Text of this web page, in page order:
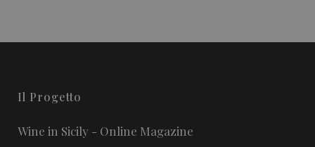
Il Progetto
Wine in Sicily - Online Magazine